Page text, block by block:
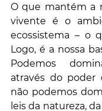
O que mantém a
vivente é o
ecossistema – o
Logo, é a nossa
Podemos
através do poder
não podemos
leis da natureza,